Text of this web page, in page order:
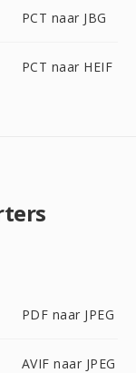
PCT naar JBG
PCT naar HEIF
PDF naar JPEG
AVIF naar JPEG